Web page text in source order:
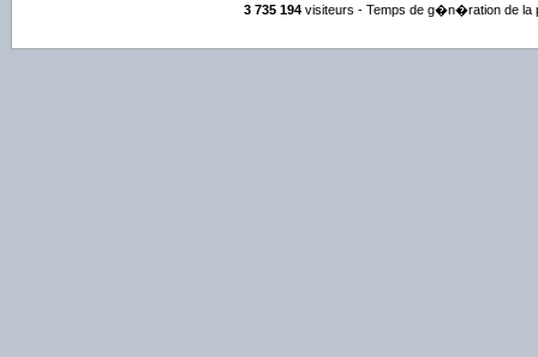
3 735 194visiteurs - Temps de g�n�ration de la